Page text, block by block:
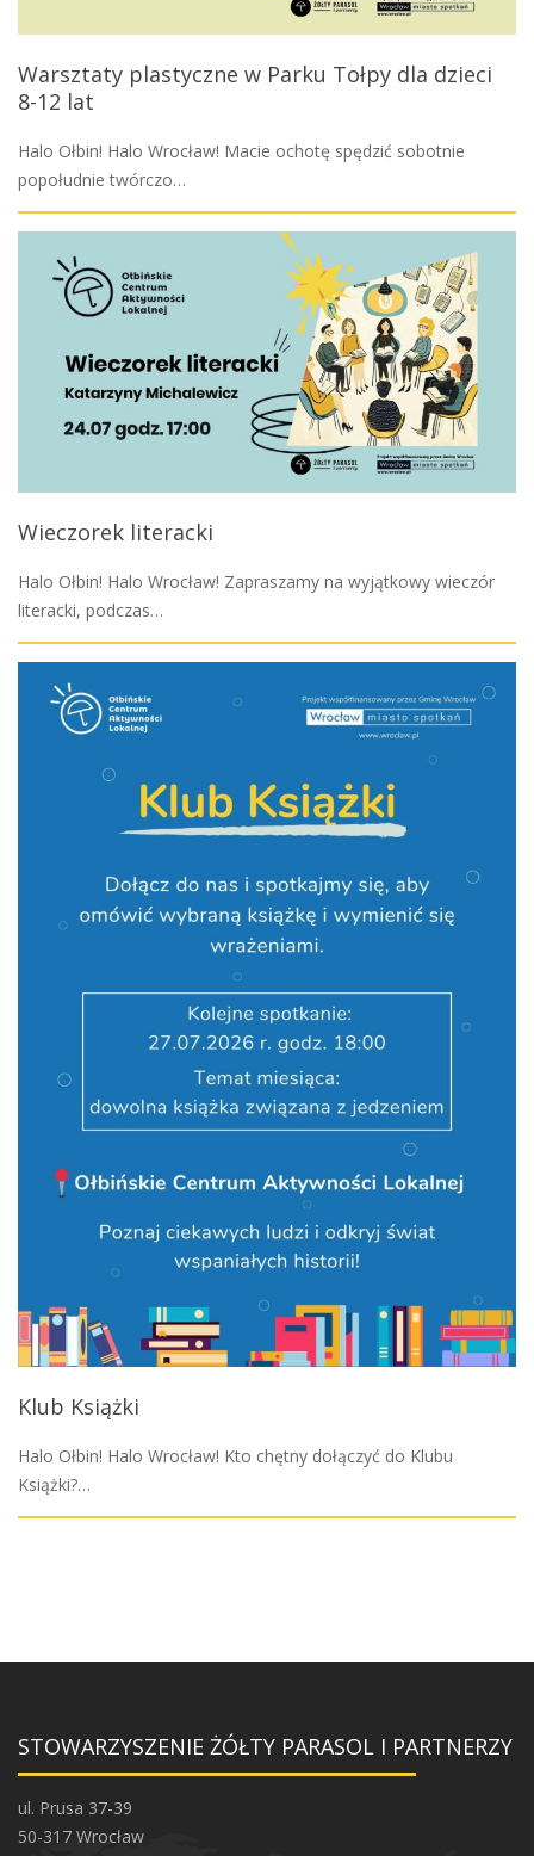
Warsztaty plastyczne w Parku Tołpy dla dzieci
8-12 lat
Halo Ołbin! Halo Wrocław! Macie ochotę spędzić sobotnie
popołudnie twórczo…
Wieczorek literacki
Halo Ołbin! Halo Wrocław! Zapraszamy na wyjątkowy wieczór
literacki, podczas…
Klub Książki
Halo Ołbin! Halo Wrocław! Kto chętny dołączyć do Klubu
Książki?…
STOWARZYSZENIE ŻÓŁTY PARASOL I PARTNERZY
ul. Prusa 37-39
50-317 Wrocław